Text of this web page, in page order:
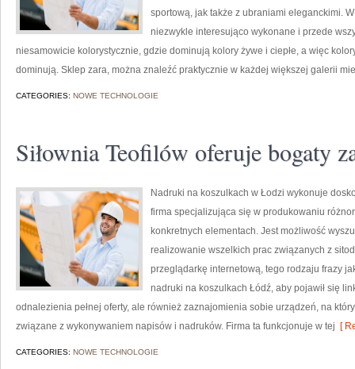
sportową, jak także z ubraniami eleganckimi.
niezwykle interesująco wykonane i przede
niesamowicie kolorystycznie, gdzie dominują kolory żywe i ciepłe, a więc
dominują. Sklep zara, można znaleźć praktycznie w każdej większej galerii
CATEGORIES: NOWE TECHNOLOGIE
Siłownia Teofilów oferuje bogaty
Nadruki na koszulkach w Łodzi wykonuje
firma specjalizująca się w produkowaniu
konkretnych elementach. Jest możliwość
realizowanie wszelkich prac związanych z
przeglądarkę internetową, tego rodzaju frazy
nadruki na koszulkach Łódź, aby pojawił się
odnalezienia pełnej oferty, ale również zaznajomienia sobie urządzeń, na
związane z wykonywaniem napisów i nadruków. Firma ta funkcjonuje w tej [
CATEGORIES: NOWE TECHNOLOGIE